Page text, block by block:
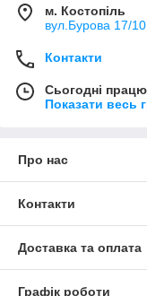
м. Костопіль
вул.Бурова 17/
Контакти
Сьогодні
Показати весь
Про нас
Контакти
Доставка та оплата
Графік роботи